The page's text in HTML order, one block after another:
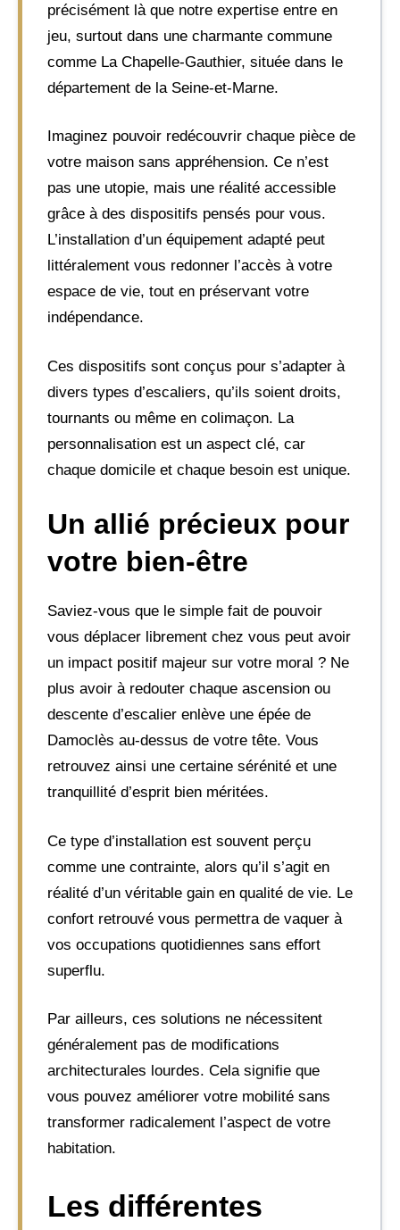
précisément là que notre expertise entre en
jeu, surtout dans une charmante commune
comme La Chapelle-Gauthier, située dans le
département de la Seine-et-Marne.
Imaginez pouvoir redécouvrir chaque pièce de
votre maison sans appréhension. Ce n’est
pas une utopie, mais une réalité accessible
grâce à des dispositifs pensés pour vous.
L’installation d’un équipement adapté peut
littéralement vous redonner l’accès à votre
espace de vie, tout en préservant votre
indépendance.
Ces dispositifs sont conçus pour s’adapter à
divers types d’escaliers, qu’ils soient droits,
tournants ou même en colimaçon. La
personnalisation est un aspect clé, car
chaque domicile et chaque besoin est unique.
Un allié précieux pour
votre bien-être
Saviez-vous que le simple fait de pouvoir
vous déplacer librement chez vous peut avoir
un impact positif majeur sur votre moral ? Ne
plus avoir à redouter chaque ascension ou
descente d’escalier enlève une épée de
Damoclès au-dessus de votre tête. Vous
retrouvez ainsi une certaine sérénité et une
tranquillité d’esprit bien méritées.
Ce type d’installation est souvent perçu
comme une contrainte, alors qu’il s’agit en
réalité d’un véritable gain en qualité de vie. Le
confort retrouvé vous permettra de vaquer à
vos occupations quotidiennes sans effort
superflu.
Par ailleurs, ces solutions ne nécessitent
généralement pas de modifications
architecturales lourdes. Cela signifie que
vous pouvez améliorer votre mobilité sans
transformer radicalement l’aspect de votre
habitation.
Les différentes